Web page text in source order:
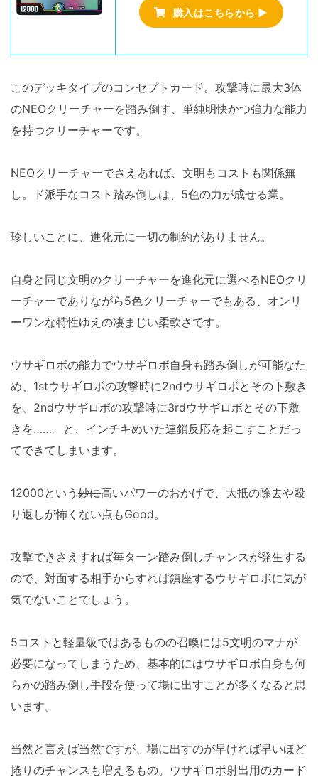
購入はこちらから ▶
このデッキタイプのコンセプトカード。攻撃時に最大3体
のNEOクリーチャーを踏み倒す、単純明快かつ強力な能力
を持つクリーチャーです。
NEOクリーチャーでさえあれば、文明もコストも関係無
し。ド派手なコスト踏み倒しは、5色の力が成せる業。
珍しいことに、進化元に一切の制約がありません。
自身と同じ文明のクリーチャーを進化元に選べるNEOクリ
ーチャーでありながら5色クリーチャーでもある、オンリ
ーワンな特性ゆえの凄まじい柔軟さです。
ウサギロボの能力でウサギロボ自身も踏み倒しが可能なた
め、1stウサギロボの攻撃時に2ndウサギロボとその下敷き
を、2ndウサギロボの攻撃時に3rdウサギロボとその下敷
きを……。と、インチキめいた連鎖反応を起こすことだっ
てできてしまいます。
12000という 妙に高いパワーのおかげで、大抵の除去や殴
り返しが怖くない点もGood。
攻撃できさえすれば毎ターン踏み倒しチャンスが発生する
ので、対面する相手からすれば鎮座するウサギロボに気が
気でないことでしょう。
5コストと軽量級ではあるものの召喚には5文明のマナが
必要になってしまうため、基本的にはウサギロボ自身も何
らかの踏み倒し手段を使って場に出すことが多くなると思
います。
当然と言えば当然ですが、場に出すのが早ければ早いほど
捲りのチャンスも増えるもの。ウサギロボ射出用のカード